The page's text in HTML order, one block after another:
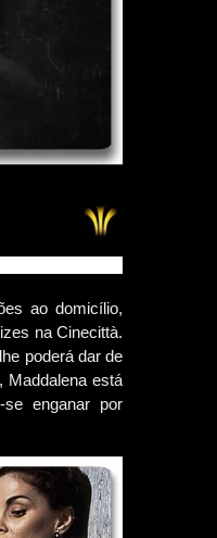
ao domicílio,
na Cinecittà.
poderá dar de
Maddalena está
enganar por